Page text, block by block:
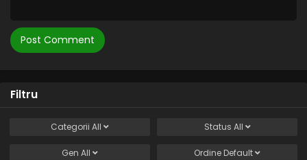
Filtru
Categorii All Status All
Gen All Ordine Default